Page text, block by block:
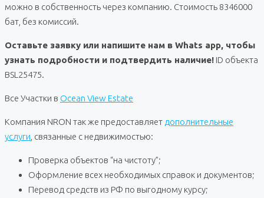
можно в собственность через компанию. Стоимость 8346000
бат, без комиссий.
Оставьте заявку или напишите нам в Whats app, чтобы
узнать подробности и подтвердить наличие! ID объекта
BSL25475.
Все Участки в Ocean View Estate
Компания NRON так же предоставляет дополнительные
услуги , связанные с недвижимостью:
Проверка объектов “на чистоту”;
Оформление всех необходимых справок и документов;
Перевод средств из РФ по выгодному курсу;